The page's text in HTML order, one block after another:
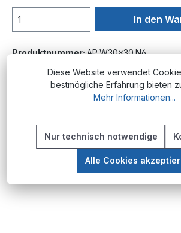
In den
Produktnummer:AP.W30x30.N6
Produktübersicht Die leichten
Aluminiumdruckguss stellen eine
wirtschaftliche
Diese Website verwendet
bestmögliche Erfahrung bieten
Mehr Informationen...
Nur technisch notwendige
Alle Cookies